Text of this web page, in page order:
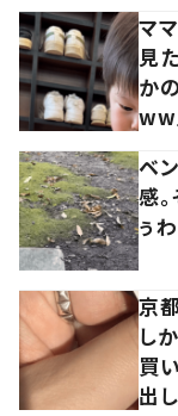
マ
見
か
ww
ベ
感
ぅ
京
し
買
出